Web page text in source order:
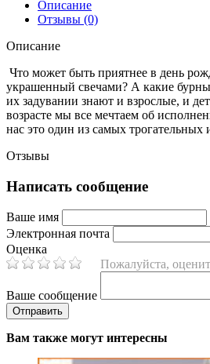
Описание
Отзывы (0)
Описание
Что может быть приятнее в день
украшенный свечами? А какие
их задувании знают и взрослые, и
возрасте мы все мечтаем об
нас это один из самых
Отзывы
Написать сообщение
Ваше имя
Электронная почта
Оценка
Пожалуйста,
Ваше сообщение
Вам также могут интересны